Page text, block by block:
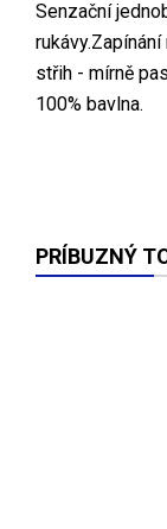
Senzační
střih - mírně
100% bavlna.
PRÍBUZNÝ